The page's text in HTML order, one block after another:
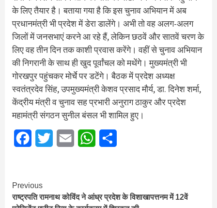
के लिए तैयार है। बताया गया है कि इस चुनाव अभियान में अब
प्रधानमंत्री भी प्रदेश में डेरा डालेंगे। अभी तो वह अलग-अलग
जिलों में जनसभाएं करने आ रहे हैं, लेकिन छठवें और सातवें चरण के
लिए वह तीन दिन तक काशी प्रवास करेंगे। वहीं से चुनाव अभियान
की निगरानी के साथ ही खुद पूर्वांचल को मथेंगे। मुख्यमंत्री भी
गोरखपुर पहुंचकर मोर्चे पर डटेंगे। बैठक में प्रदेश अध्यक्ष
स्वतंत्रदेव सिंह, उपमुख्यमंत्री केशव प्रसाद मौर्य, डा. दिनेश शर्मा,
केंद्रीय मंत्री व चुनाव सह प्रभारी अनुराग ठाकुर और प्रदेश
महामंत्री संगठन सुनील बंसल भी शामिल हुए।
FacebookTwitter Email WhatsApp
Continue
Reading
Previous
राष्ट्रपति रामनाथ कोविंद ने आंध्र प्रदेश के विशाखापत्तनम में 12वें